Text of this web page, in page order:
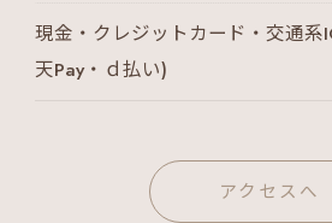
現金・クレジットカード・交通系
天Pay・ｄ払い)
アクセスへ